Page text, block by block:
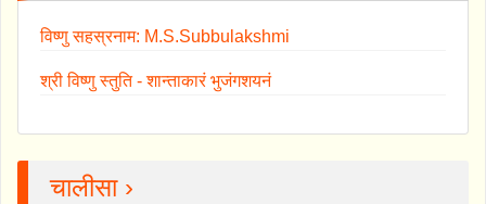
विष्णु सहस्रनाम: M.S.Subbulakshmi
श्री विष्णु स्तुति - शान्ताकारं भुजंगशयनं
चालीसा ›